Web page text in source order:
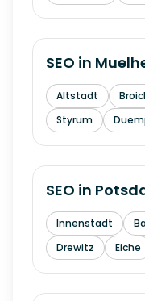
SEO in
Altstadt
Styrum
SEO in
Innenstadt
Drewitz
Eiche